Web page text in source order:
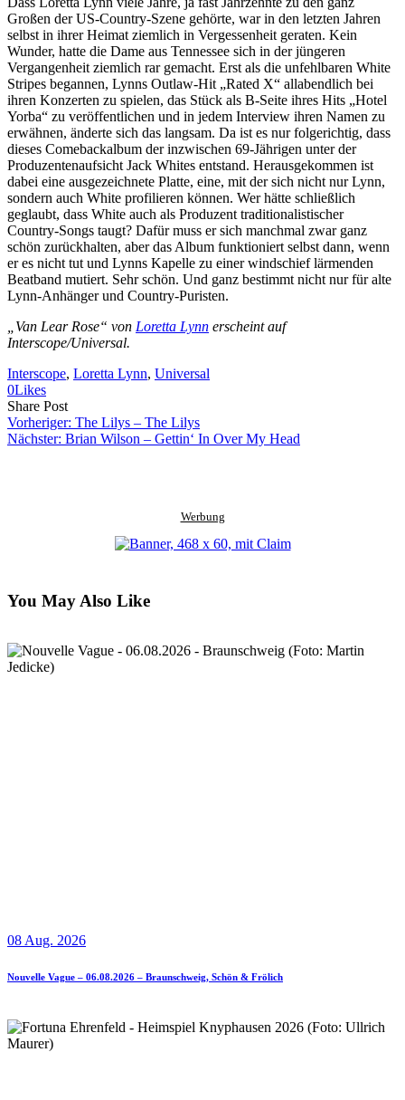
Facebook
to
clipboard
via
eMail
Großen der US-Country-Szene gehörte, war in den letzten Jahren
selbst in ihrer Heimat ziemlich in Vergessenheit geraten. Kein
Wunder, hatte die Dame aus Tennessee sich in der jüngeren
Vergangenheit ziemlich rar gemacht. Erst als die unfehlbaren White
Stripes begannen, Lynns Outlaw-Hit „Rated X“ allabendlich bei
ihren Konzerten zu spielen, das Stück als B-Seite ihres Hits „Hotel
Yorba“ zu veröffentlichen und in jedem Interview ihren Namen zu
erwähnen, änderte sich das langsam. Da ist es nur folgerichtig, dass
dieses Comebackalbum der inzwischen 69-Jährigen unter der
Produzentenaufsicht Jack Whites entstand. Herausgekommen ist
dabei eine ausgezeichnete Platte, eine, mit der sich nicht nur Lynn,
sondern auch White profilieren können. Wer hätte schließlich
geglaubt, dass White auch als Produzent traditionalistischer
Country-Songs taugt? Dafür muss er sich manchmal zwar ganz
schön zurückhalten, aber das Album funktioniert selbst dann, wenn
er es nicht tut und Lynns Kapelle zu einer windschief lärmenden
Beatband mutiert. Sehr schön. Und ganz bestimmt nicht nur für alte
Lynn-Anhänger und Country-Puristen.
„Van Lear Rose“ von Loretta Lynn erscheint auf
Interscope/Universal.
Interscope, Loretta Lynn, Universal
0Likes
Share PostShare
on
Facebook
Copy
URL
to
Send
Link
via
Vorheriger: The Lilys – The Lilys
Nächster: Brian Wilson – Gettin‘ In Over My Head
Werbung
You May Also Like
08 Aug. 2026
Nouvelle Vague – 06.08.2026 – Braunschweig, Schön & Frölich